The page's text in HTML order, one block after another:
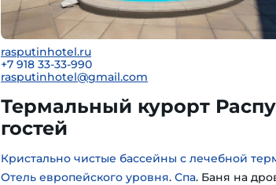
rasputinhotel.ru
+7 918 33-33-990
rasputinhotel@gmail.com
Термальный курорт
гостей
Кристально чистые бассейны с лечебной
Отель европейского уровня. Спа. Баня на